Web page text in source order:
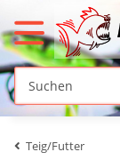
Teig/Futter